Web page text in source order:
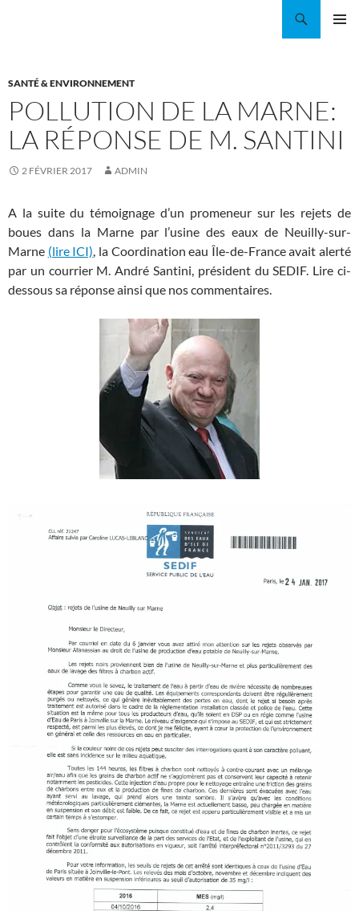
SANTÉ & ENVIRONNEMENT
POLLUTION DE LA MARNE:
LA RÉPONSE DE M. SANTINI
2 FÉVRIER 2017 ADMIN
A la suite du témoignage d’un promeneur sur les rejets de
boues dans la Marne par l’usine des eaux de Neuilly-sur-
Marne (lire ICI), la Coordination eau Île-de-France avait alerté
par un courrier M. André Santini, président du SEDIF. Lire ci-
dessous sa réponse ainsi que nos commentaires.